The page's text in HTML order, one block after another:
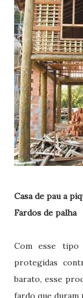
Casa de pau a
Fardos de palha
Com esse tipo
protegidas
barato, esse
fardo que duram